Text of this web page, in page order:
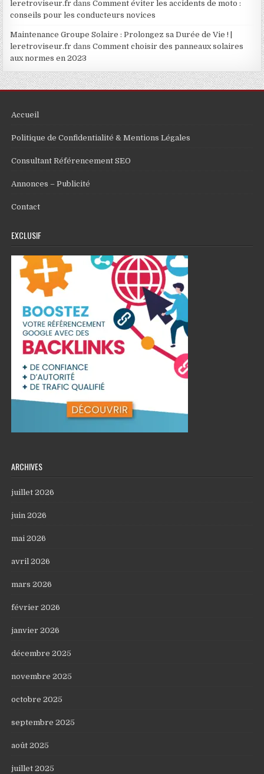
leretroviseur.fr dansComment éviter les accidents de moto :
conseils pour les conducteurs novices
Maintenance Groupe Solaire : Prolongez sa Durée de Vie ! |
leretroviseur.fr dansComment choisir des panneaux solaires
aux normes en 2023
Accueil
Politique de Confidentialité & Mentions Légales
Consultant Référencement SEO
Annonces – Publicité
Contact
EXCLUSIF
ARCHIVES
juillet 2026
juin 2026
mai 2026
avril 2026
mars 2026
février 2026
janvier 2026
décembre 2025
novembre 2025
octobre 2025
septembre 2025
août 2025
juillet 2025